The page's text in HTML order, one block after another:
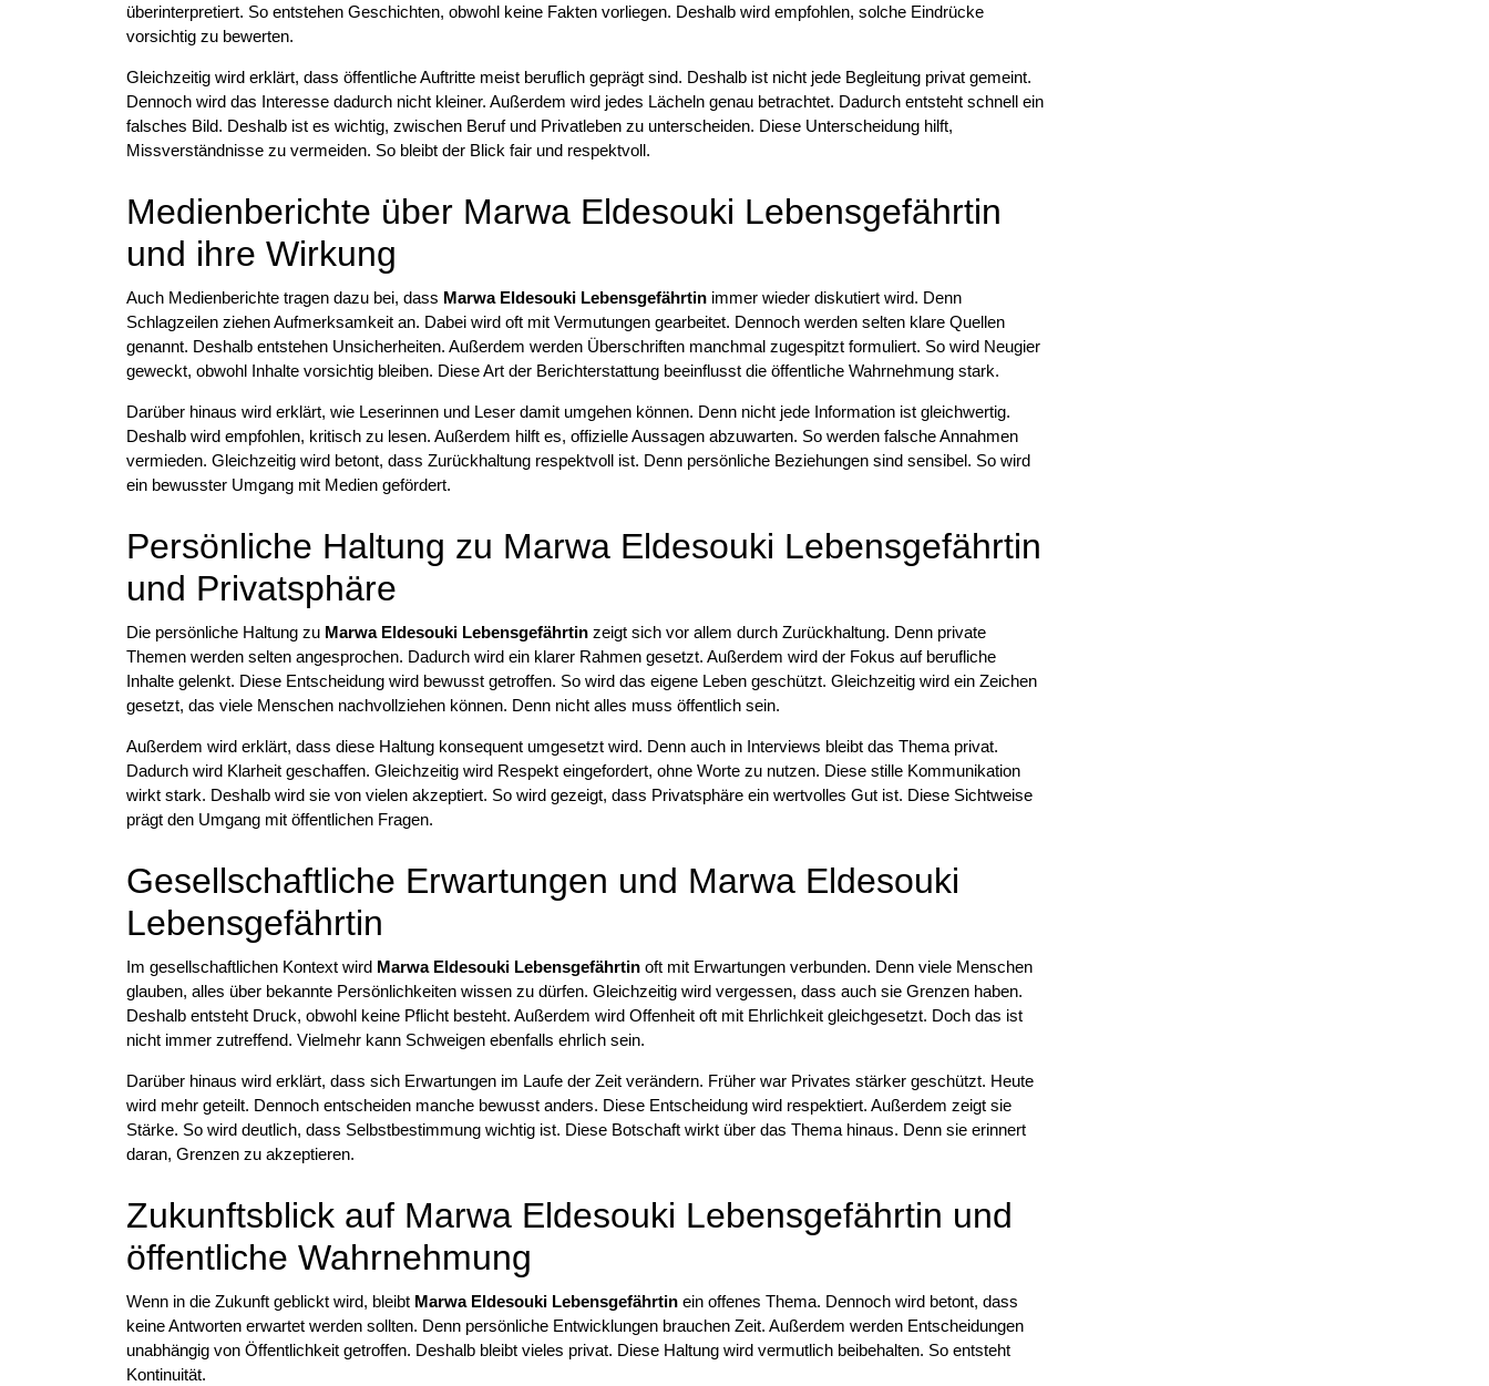
überinterpretiert. So entstehen Geschichten, obwohl keine Fakten vorliegen. Deshalb wird empfohlen, solche Eindrücke
vorsichtig zu bewerten.
Gleichzeitig wird erklärt, dass öffentliche Auftritte meist beruflich geprägt sind. Deshalb ist nicht jede Begleitung privat gemeint.
Dennoch wird das Interesse dadurch nicht kleiner. Außerdem wird jedes Lächeln genau betrachtet. Dadurch entsteht schnell ein
falsches Bild. Deshalb ist es wichtig, zwischen Beruf und Privatleben zu unterscheiden. Diese Unterscheidung hilft,
Missverständnisse zu vermeiden. So bleibt der Blick fair und respektvoll.
Medienberichte über Marwa Eldesouki Lebensgefährtin
und ihre Wirkung
Auch Medienberichte tragen dazu bei, dass Marwa Eldesouki Lebensgefährtin immer wieder diskutiert wird. Denn
Schlagzeilen ziehen Aufmerksamkeit an. Dabei wird oft mit Vermutungen gearbeitet. Dennoch werden selten klare Quellen
genannt. Deshalb entstehen Unsicherheiten. Außerdem werden Überschriften manchmal zugespitzt formuliert. So wird Neugier
geweckt, obwohl Inhalte vorsichtig bleiben. Diese Art der Berichterstattung beeinflusst die öffentliche Wahrnehmung stark.
Darüber hinaus wird erklärt, wie Leserinnen und Leser damit umgehen können. Denn nicht jede Information ist gleichwertig.
Deshalb wird empfohlen, kritisch zu lesen. Außerdem hilft es, offizielle Aussagen abzuwarten. So werden falsche Annahmen
vermieden. Gleichzeitig wird betont, dass Zurückhaltung respektvoll ist. Denn persönliche Beziehungen sind sensibel. So wird
ein bewusster Umgang mit Medien gefördert.
Persönliche Haltung zu Marwa Eldesouki Lebensgefährtin
und Privatsphäre
Die persönliche Haltung zu Marwa Eldesouki Lebensgefährtin zeigt sich vor allem durch Zurückhaltung. Denn private
Themen werden selten angesprochen. Dadurch wird ein klarer Rahmen gesetzt. Außerdem wird der Fokus auf berufliche
Inhalte gelenkt. Diese Entscheidung wird bewusst getroffen. So wird das eigene Leben geschützt. Gleichzeitig wird ein Zeichen
gesetzt, das viele Menschen nachvollziehen können. Denn nicht alles muss öffentlich sein.
Außerdem wird erklärt, dass diese Haltung konsequent umgesetzt wird. Denn auch in Interviews bleibt das Thema privat.
Dadurch wird Klarheit geschaffen. Gleichzeitig wird Respekt eingefordert, ohne Worte zu nutzen. Diese stille Kommunikation
wirkt stark. Deshalb wird sie von vielen akzeptiert. So wird gezeigt, dass Privatsphäre ein wertvolles Gut ist. Diese Sichtweise
prägt den Umgang mit öffentlichen Fragen.
Gesellschaftliche Erwartungen und Marwa Eldesouki
Lebensgefährtin
Im gesellschaftlichen Kontext wird Marwa Eldesouki Lebensgefährtin oft mit Erwartungen verbunden. Denn viele Menschen
glauben, alles über bekannte Persönlichkeiten wissen zu dürfen. Gleichzeitig wird vergessen, dass auch sie Grenzen haben.
Deshalb entsteht Druck, obwohl keine Pflicht besteht. Außerdem wird Offenheit oft mit Ehrlichkeit gleichgesetzt. Doch das ist
nicht immer zutreffend. Vielmehr kann Schweigen ebenfalls ehrlich sein.
Darüber hinaus wird erklärt, dass sich Erwartungen im Laufe der Zeit verändern. Früher war Privates stärker geschützt. Heute
wird mehr geteilt. Dennoch entscheiden manche bewusst anders. Diese Entscheidung wird respektiert. Außerdem zeigt sie
Stärke. So wird deutlich, dass Selbstbestimmung wichtig ist. Diese Botschaft wirkt über das Thema hinaus. Denn sie erinnert
daran, Grenzen zu akzeptieren.
Zukunftsblick auf Marwa Eldesouki Lebensgefährtin und
öffentliche Wahrnehmung
Wenn in die Zukunft geblickt wird, bleibt Marwa Eldesouki Lebensgefährtin ein offenes Thema. Dennoch wird betont, dass
keine Antworten erwartet werden sollten. Denn persönliche Entwicklungen brauchen Zeit. Außerdem werden Entscheidungen
unabhängig von Öffentlichkeit getroffen. Deshalb bleibt vieles privat. Diese Haltung wird vermutlich beibehalten. So entsteht
Kontinuität.